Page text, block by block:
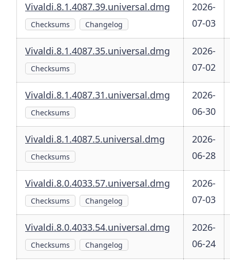
Vivaldi.8.1.4087.39.universal.dmg
Checksums Changelog
2026-
07-03
Vivaldi.8.1.4087.35.universal.dmg
Checksums
2026-
07-02
Vivaldi.8.1.4087.31.universal.dmg
Checksums
2026-
06-30
Vivaldi.8.1.4087.5.universal.dmg
Checksums
2026-
06-28
Vivaldi.8.0.4033.57.universal.dmg
Checksums Changelog
2026-
07-03
Vivaldi.8.0.4033.54.universal.dmg
Checksums Changelog
2026-
06-24